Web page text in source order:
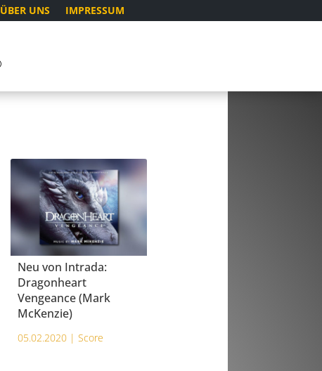
ÜBER UNS IMPRESSUM
Neu von Intrada:
Dragonheart
Vengeance (Mark
McKenzie)
05.02.2020 | Score